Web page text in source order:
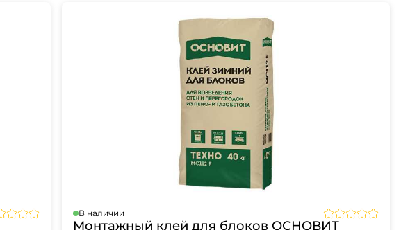
В наличии
Монтажный клей для блоков ОСНОВИТ